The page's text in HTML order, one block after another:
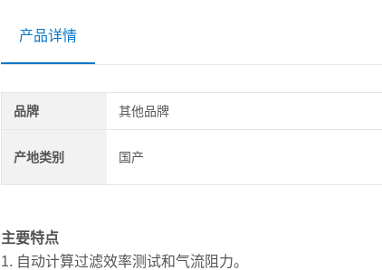
产品详情
品牌 其他品牌
产地类别 国产
主要特点
1. 自动计算过滤效率测试和气流阻力。